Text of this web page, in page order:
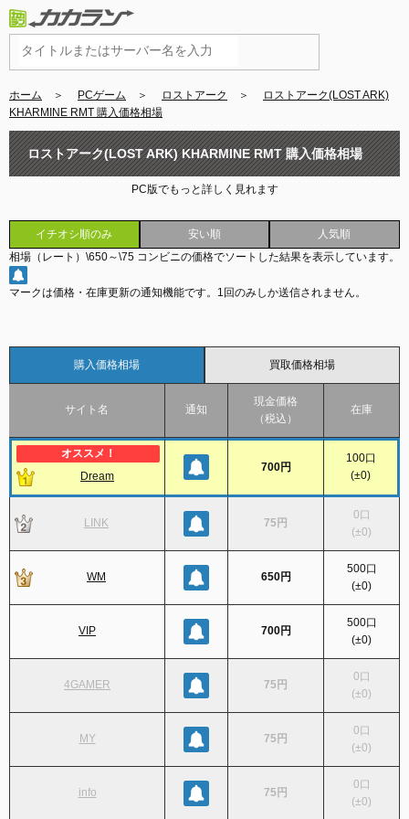
ホーム ＞ PCゲーム ＞ ロストアーク ＞
ロストアーク(LOST ARK)
KHARMINE RMT 購入価格相場
ロストアーク(LOST ARK) KHARMINE RMT 購入価格相場
PC版でもっと詳しく見れます
イチオシ順のみ 安い順
人気順
相場（レート） \650～\75 コンビニの価格でソートした結果を表示しています。
マークは価格・在庫更新の通知機能です。 1回のみしか送信されません。
購入価格相場 買取価格相場
サイト名 通知
現金価格
（税込）
在庫
Dream
700円
100口
(±0)
LINK 75円
0 口
(±0)
WM 650円
500口
(±0)
VIP 700円
500口
(±0)
4GAMER 75円
0 口
(±0)
MY 75円
0 口
(±0)
info 75円
0 口
(±0)